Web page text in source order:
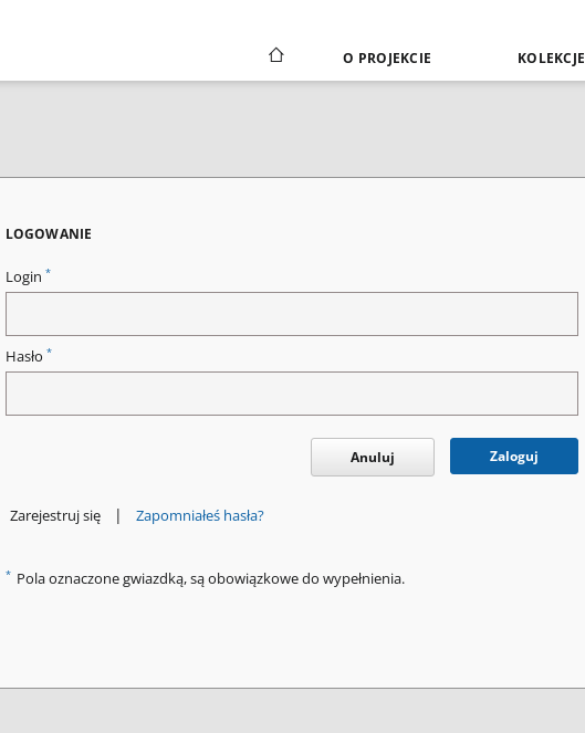
O PROJEKCIE KOLEKCJE
LOGOWANIE
Login *
Hasło *
Anuluj Zaloguj
Zarejestruj się | Zapomniałeś hasła?
* Pola oznaczone gwiazdką, są obowiązkowe do wypełnienia.